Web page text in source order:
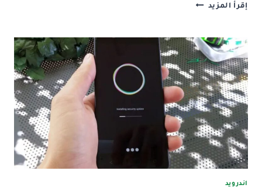
إقرأ المزيد افضل
مونتاج
بدون
علامة
مائية
للكمبيوتر
والاندرويد
2025
اندرويد